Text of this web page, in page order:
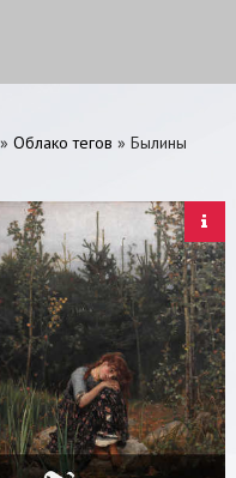
» Облако тегов » Былины